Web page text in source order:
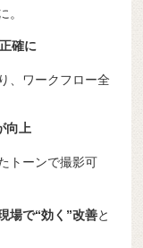
。
確に
、ワークフロー全
向上
トーンで撮影可
場で“効く”改善と